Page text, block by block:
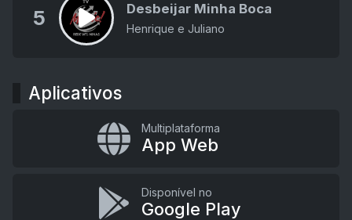
5 Desbeijar Minha Boca
Henrique e Juliano
Aplicativos
Multiplataforma
App Web
Disponível no
Google Play